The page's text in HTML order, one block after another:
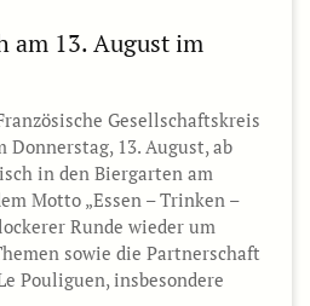
am 13. August im
Gesellschaftskreis
Donnerstag, 13. August, ab
in den Biergarten am
Motto „Essen – Trinken –
Runde wieder um
sowie die Partnerschaft
Pouliguen, insbesondere